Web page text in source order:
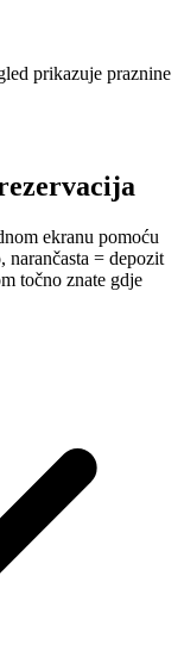
prikazuje praznine
ekranu pomoću
narančasta = depozit
točno znate gdje